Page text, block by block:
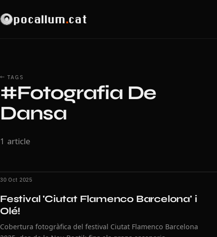
pocallum.cat
← TAGS
#Fotografia De
Dansa
1 article
30 Oct 2025
Festival 'Ciutat Flamenco Barcelona' i
Olé!
Cobertura fotogràfica del festival Ciutat Flamenco Barcelona